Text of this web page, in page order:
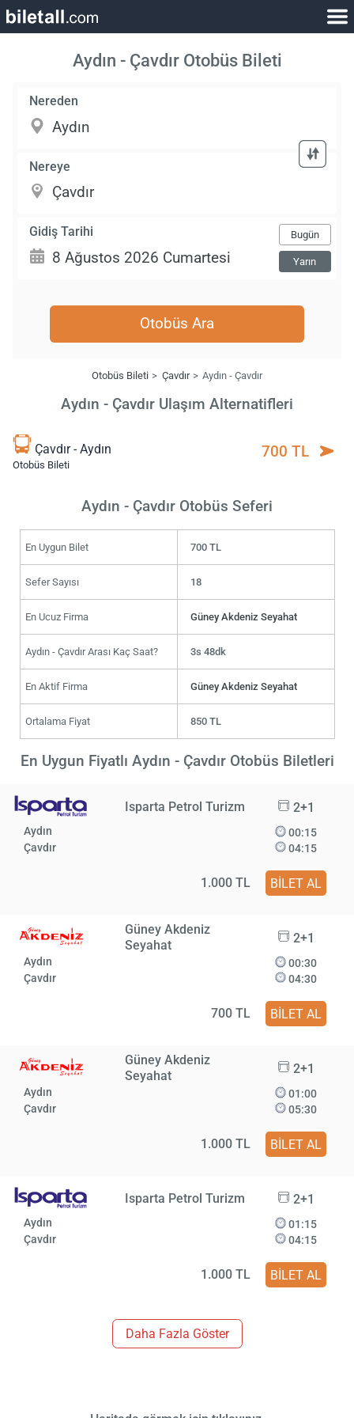
Aydın - Çavdır Otobüs Bileti
Nereden
Nereye
Gidiş Tarihi Bugün
Yarın
Otobüs Ara
Otobüs Bileti Çavdır Aydın - Çavdır
Aydın - Çavdır Ulaşım Alternatifleri
Çavdır - Aydın
Otobüs Bileti
700 TL
Aydın - Çavdır Otobüs Seferi
En Uygun Bilet 700 TL
Sefer Sayısı 18
En Ucuz Firma Güney Akdeniz Seyahat
Aydın - Çavdır Arası Kaç Saat? 3s 48dk
En Aktif Firma Güney Akdeniz Seyahat
Ortalama Fiyat 850 TL
En Uygun Fiyatlı Aydın - Çavdır Otobüs Biletleri
Isparta Petrol Turizm 2+1
Aydın
Çavdır
00:15
04:15
1.000 TL BİLET AL
Güney Akdeniz
Seyahat
2+1
Aydın
Çavdır
00:30
04:30
700 TL BİLET AL
Güney Akdeniz
Seyahat
2+1
Aydın
Çavdır
01:00
05:30
1.000 TL BİLET AL
Isparta Petrol Turizm 2+1
Aydın
Çavdır
01:15
04:15
1.000 TL BİLET AL
Daha Fazla Göster